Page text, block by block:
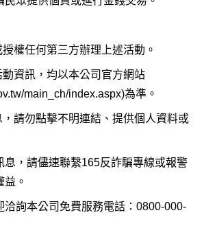
權任何第三方辦理上述活動。
資訊，均以本公司官方網站
main_ch/index.aspx)為準。
請勿點擊不明連結、提供個人資料或
息，請儘速聯繫165反詐騙專線或報警
。
洽詢本公司免費服務電話：0800-000-